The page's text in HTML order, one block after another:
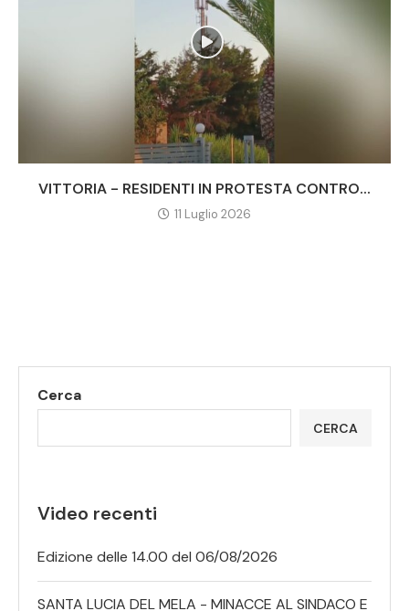
VITTORIA - RESIDENTI IN PROTESTA CONTRO...
11 Luglio 2026
Cerca
CERCA
Video recenti
Edizione delle 14.00 del 06/08/2026
SANTA LUCIA DEL MELA - MINACCE AL SINDACO E